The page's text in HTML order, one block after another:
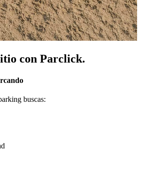
con Parclick.
buscas: